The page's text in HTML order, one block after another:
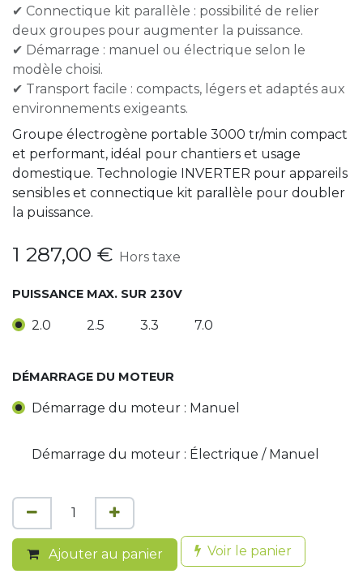
✔ Connectique kit parallèle : possibilité de relier
deux groupes pour augmenter la puissance.
✔ Démarrage : manuel ou électrique selon le
modèle choisi.
✔ Transport facile : compacts, légers et adaptés aux
environnements exigeants.
Groupe électrogène portable 3000 tr/min compact
et performant, idéal pour chantiers et usage
domestique. Technologie INVERTER pour appareils
sensibles et connectique kit parallèle pour doubler
la puissance.
1 287,00 € Hors taxe
PUISSANCE MAX. SUR 230V
2.0 2.5 3.3 7.0
DÉMARRAGE DU MOTEUR
Démarrage du moteur : Manuel
Démarrage du moteur : Électrique / Manuel
Ajouter au panier Voir le panier